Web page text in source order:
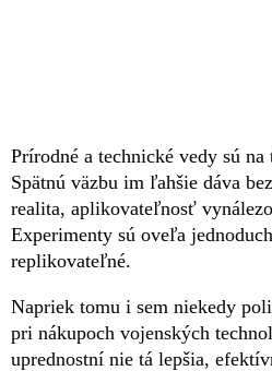
Prírodné a technické vedy sú
Spätnú väzbu im ľahšie dáva
realita, aplikovateľnosť
Experimenty sú oveľa
replikovateľné.
Napriek tomu i sem niekedy
pri nákupoch vojenských
uprednostní nie tá lepšia,